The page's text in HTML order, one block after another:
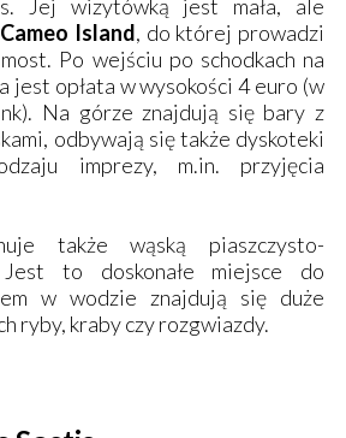
Jej wizytówką jest mała, ale
Cameo Island, do której prowadzi
Po wejściu po schodkach na
jest opłata w wysokości 4 euro (w
Na górze znajdują się bary z
odbywają się także dyskoteki
imprezy, m.in. przyjęcia
także wąską piaszczysto-
to doskonałe miejsce do
w wodzie znajdują się duże
ryby, kraby czy rozgwiazdy.